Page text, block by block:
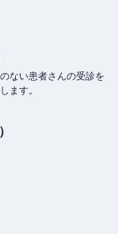
ない患者さんの受診を
ます。